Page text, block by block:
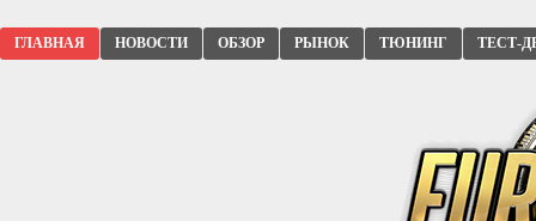
ГЛАВНАЯ НОВОСТИ ОБЗОР РЫНОК ТЮНИНГ ТЕСТ-